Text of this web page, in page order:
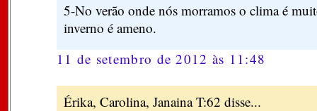
5-No verão onde nós morramos o clima é
inverno é ameno.
11 de setembro de 2012 às 11:48
Érika, Carolina, Janaina T:62 disse...